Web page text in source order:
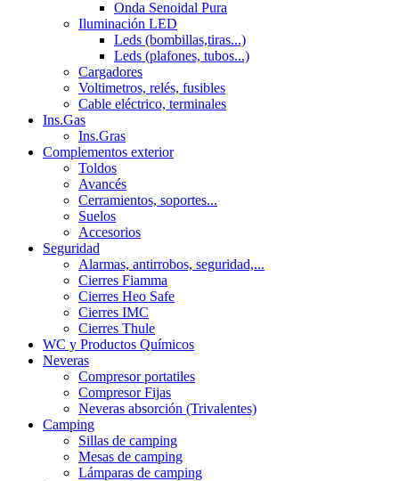
Onda Senoidal Pura
Iluminación LED
Leds (bombillas,tiras...)
Leds (plafones, tubos...)
Cargadores
Voltimetros, relés, fusibles
Cable eléctrico, terminales
Ins.Gas
Ins.Gras
Complementos exterior
Toldos
Avancés
Cerramientos, soportes...
Suelos
Accesorios
Seguridad
Alarmas, antirrobos, seguridad,...
Cierres Fiamma
Cierres Heo Safe
Cierres IMC
Cierres Thule
WC y Productos Químicos
Neveras
Compresor portatiles
Compresor Fijas
Neveras absorción (Trivalentes)
Camping
Sillas de camping
Mesas de camping
Lámparas de camping